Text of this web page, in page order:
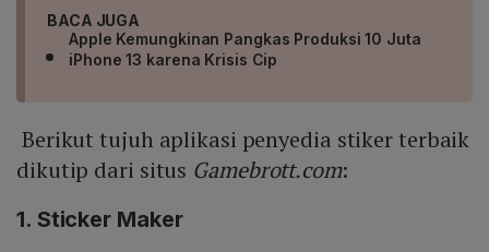
BACA JUGA
Apple Kemungkinan Pangkas Produksi 10 Juta
iPhone 13 karena Krisis Cip
Berikut tujuh aplikasi penyedia stiker terbaik
dikutip dari situs Gamebrott.com:
1. Sticker Maker